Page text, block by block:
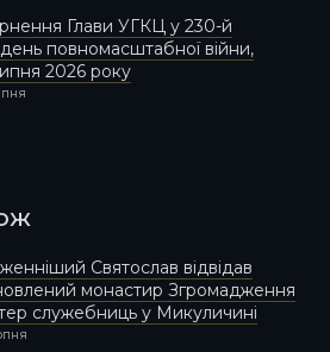
Глави УГКЦ у 230-й
повномасштабної війни,
2026 року
Святослав відвідав
монастир Згромадження
служебниць у Микуличині